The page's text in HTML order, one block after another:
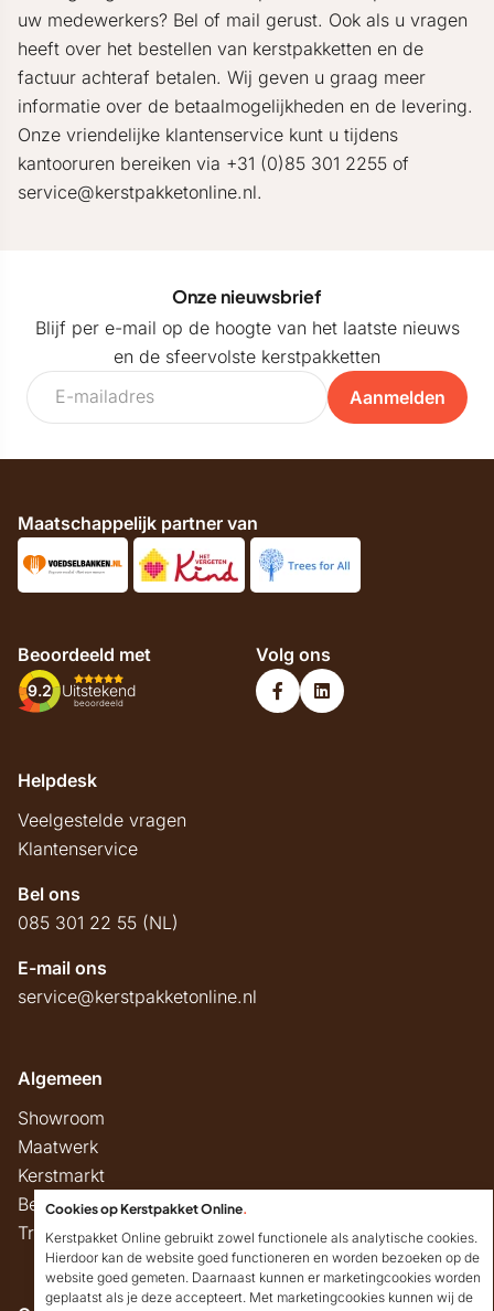
uw medewerkers? Bel of mail gerust. Ook als u vragen
heeft over het bestellen van kerstpakketten en de
factuur achteraf betalen. Wij geven u graag meer
informatie over de betaalmogelijkheden en de levering.
Onze vriendelijke klantenservice kunt u tijdens
kantooruren bereiken via +31 (0)85 301 2255 of
service@kerstpakketonline.nl.
Onze nieuwsbrief
Blijf per e-mail op de hoogte van het laatste nieuws
en de sfeervolste kerstpakketten
Aanmelden
Maatschappelijk partner van
Beoordeeld met
9.2 Uitstekend
beoordeeld
Volg ons
Helpdesk
Veelgestelde vragen
Klantenservice
Bel ons
085 301 22 55 (NL)
E-mail ons
service@kerstpakketonline.nl
Algemeen
Showroom
Maatwerk
Kerstmarkt
Belastingregels
Track & Trace
Cookies op Kerstpakket Online.
Kerstpakket Online gebruikt zowel functionele als analytische cookies.
Hierdoor kan de website goed functioneren en worden bezoeken op de
website goed gemeten. Daarnaast kunnen er marketingcookies worden
geplaatst als je deze accepteert. Met marketingcookies kunnen wij de